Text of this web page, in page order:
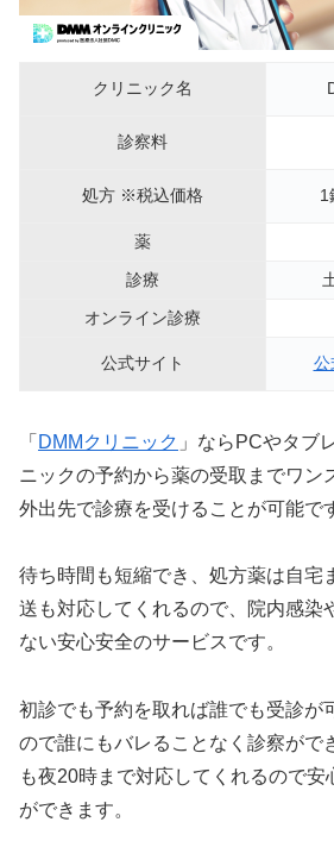
クリニック名
診察料
処方 ※税込価格 1
薬
診療
オンライン診療
公式サイト 公
「 DMMクリニック 」ならPCやタブ
ニックの予約から薬の受取までワン
外出先で診療を受けることが可能で
待ち時間も短縮でき、処方薬は自宅
送も対応してくれるので、院内感染
ない安心安全のサービスです。
初診でも予約を取れば誰でも受診が
ので誰にもバレることなく診察がで
も夜20時まで対応してくれるので安
ができます。